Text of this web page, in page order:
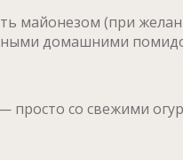
майонезом (при
домашними
просто со свежими